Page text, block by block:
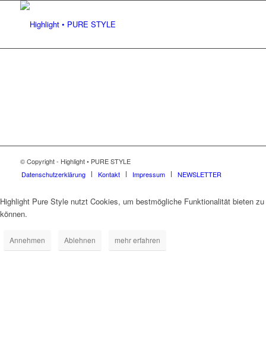
© Copyright - Highlight • PURE STYLE
Datenschutzerklärung
Kontakt Impressum NEWSLETTER
Highlight Pure Style nutzt Cookies, um bestmögliche Funktionalität bieten zu
können.
Annehmen Ablehnen mehr erfahren